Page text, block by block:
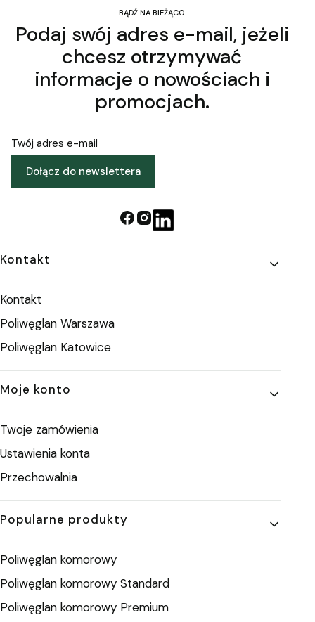
BĄDŹ NA BIEŻĄCO
Podaj swój adres e-mail, jeżeli
chcesz otrzymywać
informacje o nowościach i
promocjach.
Twój adres e-mail
Dołącz do newslettera
Linki w stopce
Kontakt
Kontakt
Poliwęglan Warszawa
Poliwęglan Katowice
Moje konto
Twoje zamówienia
Ustawienia konta
Przechowalnia
Popularne produkty
Poliwęglan komorowy
Poliwęglan komorowy Standard
Poliwęglan komorowy Premium